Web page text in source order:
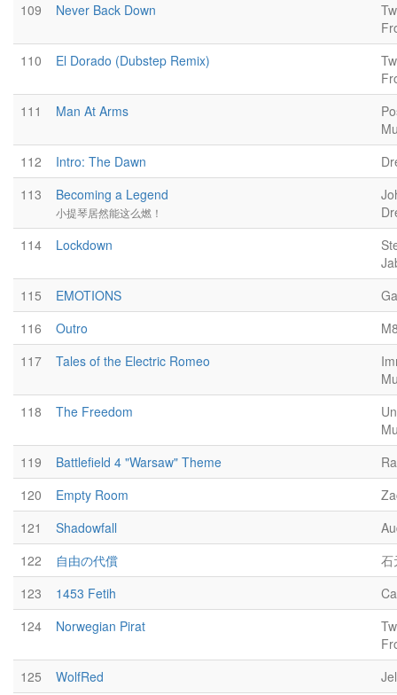
109
Never Back Down
110
El Dorado (Dubstep Remix)
111
Man At Arms
112
Intro: The Dawn
113
Becoming a Legend
小提琴居然能这么燃！
114
Lockdown
115
EMOTIONS
116
Outro
117
Tales of the Electric Romeo
118
The Freedom
119
Battlefield 4 "Warsaw" Theme
120
Empty Room
121
Shadowfall
122
自由の代償
石
123
1453 Fetih
124
Norwegian Pirat
125
WolfRed